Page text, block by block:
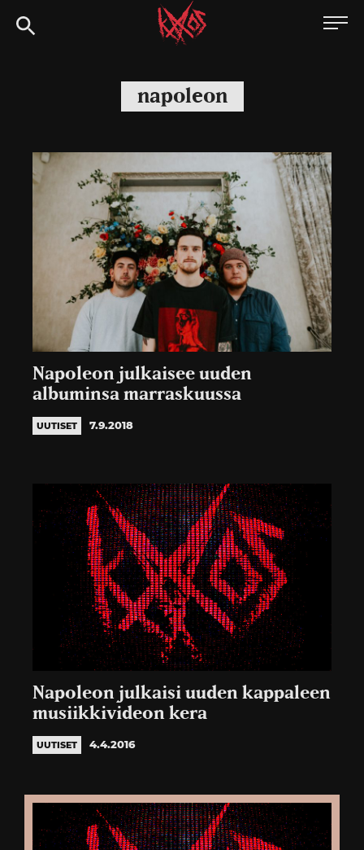
Siirry
suoraan
Kaaoszine
napoleon
Napoleon julkaisee uuden
albuminsa marraskuussa
UUTISET 7.9.2018
Napoleon julkaisi uuden kappaleen
musiikkivideon kera
UUTISET 4.4.2016